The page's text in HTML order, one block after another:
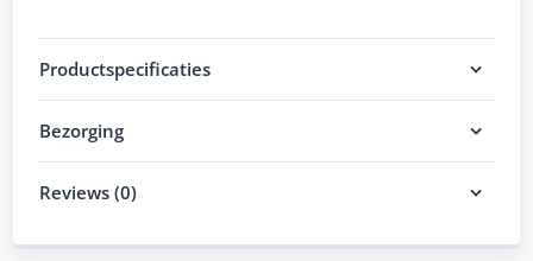
Productspecificaties
Bezorging
Reviews (0)